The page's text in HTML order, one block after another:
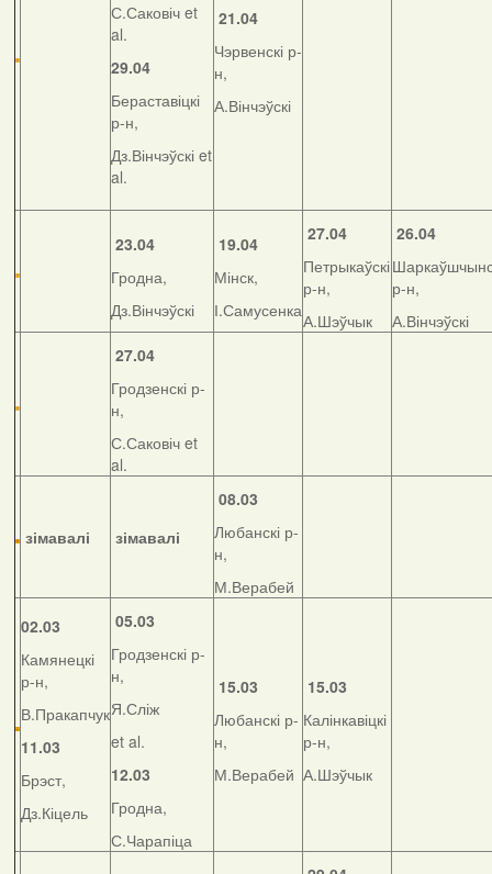
С.Саковіч et
al.
29.04
Бераставіцкі
р-н,
Дз.Вінчэўскі et
al.
21.04
Чэрвенскі р-
н,
А.Вінчэўскі
23.04
Гродна,
Дз.Вінчэўскі
19.04
Мінск,
І.Самусенка
27.04
Петрыкаўскі
р-н,
А.Шэўчык
26.04
р-н,
А.Вінчэўскі
27.04
Гродзенскі р-
н,
С.Саковіч et
al.
зімавалі зімавалі
08.03
Любанскі р-
н,
М.Верабей
02.03
Камянецкі
р-н,
В.Пракапчук
11.03
Брэст,
Дз.Кіцель
05.03
Гродзенскі р-
н,
Я.Сліж
et al.
12.03
Гродна,
С.Чарапіца
15.03
Любанскі р-
н,
М.Верабей
15.03
Калінкавіцкі
р-н,
А.Шэўчык